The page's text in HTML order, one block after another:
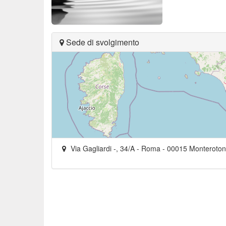
Sede di svolgimento
Via Gagliardi -, 34/A - Roma - 00015